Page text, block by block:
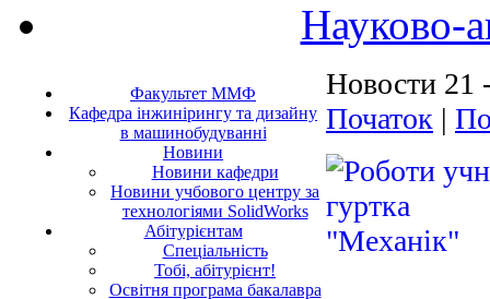
Науково-
Факультет ММФ
Кафедра інжинірингу та дизайну
в машинобудуванні
Новини
Новини кафедри
Новини учбового центру за
технологіями SolidWorks
Абітурієнтам
Спеціальність
Тобі, абітурієнт!
Освітня програма бакалавра
Новости 21
Початок |